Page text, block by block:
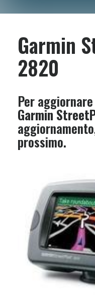
Garmin
2820
Per
Garmin
prossimo.